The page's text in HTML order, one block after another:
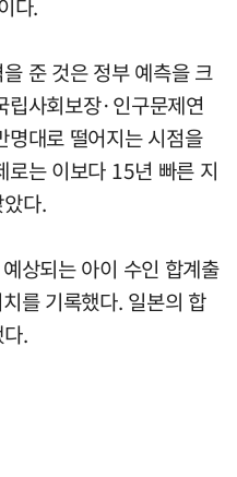
다.
준 것은 정부 예측을 크
립사회보장·인구문제연
대로 떨어지는 시점을
는 이보다 15년 빠른 지
다.
상되는 아이 수인 합계출
를 기록했다. 일본의 합
.